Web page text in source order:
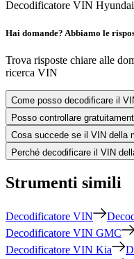
Decodificatore VIN Hyundai
Hai domande? Abbiamo le
Trova risposte chiare alle
ricerca VIN
Come posso decodificare il
Posso controllare
Cosa succede se il VIN della
Perché decodificare il VIN
Strumenti simili
Decodificatore VIN
Decodificatore VIN GMC
Decodificatore VIN Kia